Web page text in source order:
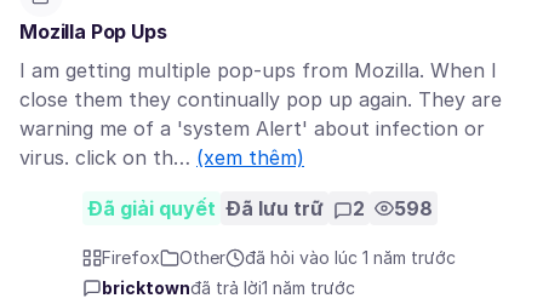
Mozilla Pop Ups
I am getting multiple pop-ups from Mozilla. When I
close them they continually pop up again. They are
warning me of a 'system Alert' about infection or
virus. click on th… (xem thêm)
Đã giải quyết Đã lưu trữ 2 598
Firefox Other
đã hỏi vào lúc 1 năm trước
bricktownđã trả lời1 năm trước